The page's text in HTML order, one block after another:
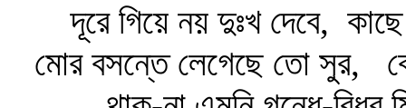
দূরে গিয়ে নয় দুঃখ দেবে,
মোর বসন্তে লেগেছে তো সুর,